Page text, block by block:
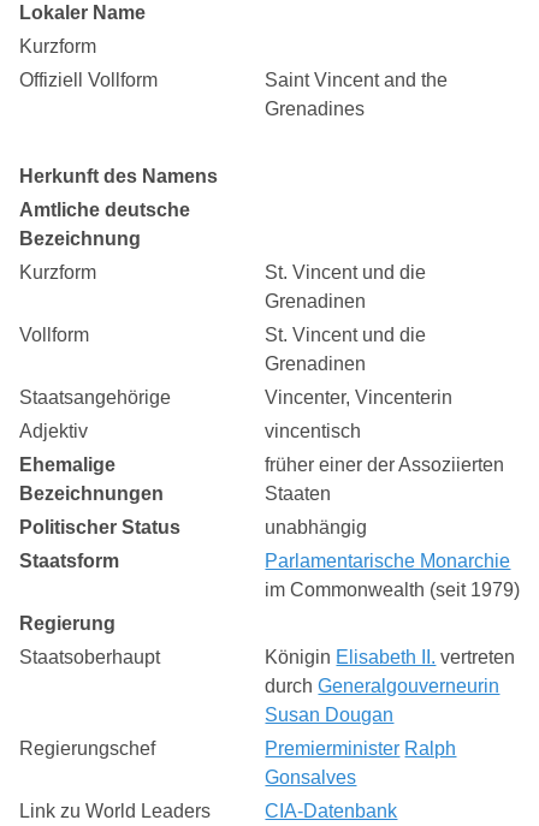
Lokaler Name
Kurzform
Offiziell Vollform
Saint Vincent and the
Grenadines
Herkunft des Namens
Amtliche deutsche
Bezeichnung
Kurzform
St. Vincent und die
Grenadinen
Vollform
St. Vincent und die
Grenadinen
Staatsangehörige
Vincenter, Vincenterin
Adjektiv
vincentisch
Ehemalige
Bezeichnungen
früher einer der Assoziierten
Staaten
Politischer Status
unabhängig
Staatsform
Parlamentarische Monarchie
im Commonwealth (seit 1979)
Regierung
Staatsoberhaupt
Königin Elisabeth II. vertreten
durchGeneralgouverneurin
Susan Dougan
Regierungschef
Premierminister Ralph
Gonsalves
Link zu World Leaders
CIA-Datenbank